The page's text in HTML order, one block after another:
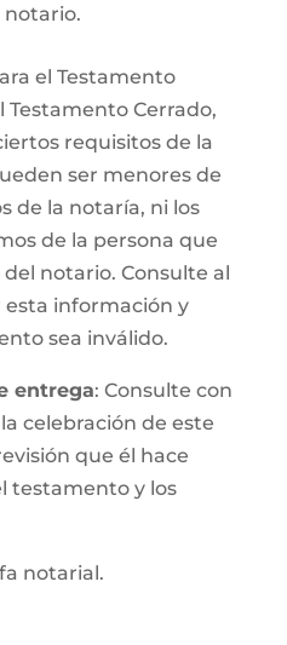
notario.
el Testamento
Cerrado,
requisitos de la
ser menores de
de la notaría, ni los
de la persona que
notario. Consulte al
información y
sea inválido.
entrega: Consulte con
celebración de este
que él hace
testamento y los
notarial.